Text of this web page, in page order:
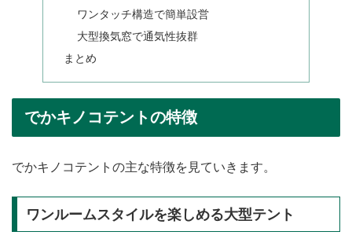
ワンタッチ構造で簡単設営
大型換気窓で通気性抜群
まとめ
でかキノコテントの特徴
でかキノコテントの主な特徴を見ていきます。
ワンルームスタイルを楽しめる大型テント